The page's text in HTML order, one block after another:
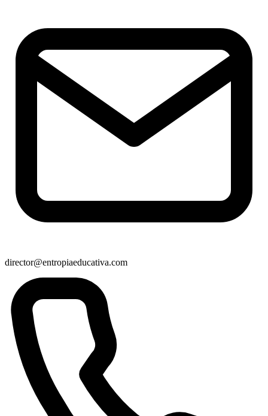
director@entropiaeducativa.com